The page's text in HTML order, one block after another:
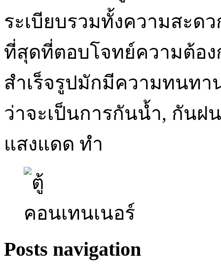
ระเบียบรวมทั้งความสะ
ที่สุดที่ตอบโจทย์ความต้อ
สำเร็จรูปมักมีความทนท
ว่าจะเป็นการกันน้ำ, กันฝ
แสงแดด ทำ
Posts navigation